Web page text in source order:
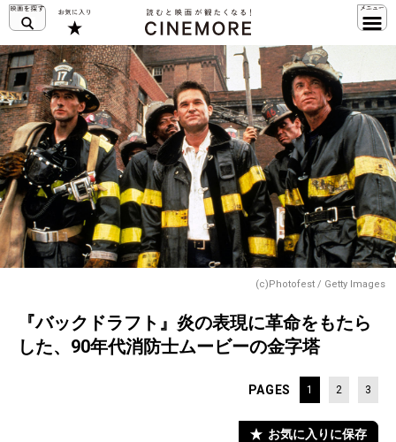
(c)Photofest / Getty Images
『バックドラフト』炎の表現に革命をもたら
した、90年代消防士ムービーの金字塔
PAGES 1 2 3
お気に入りに保存